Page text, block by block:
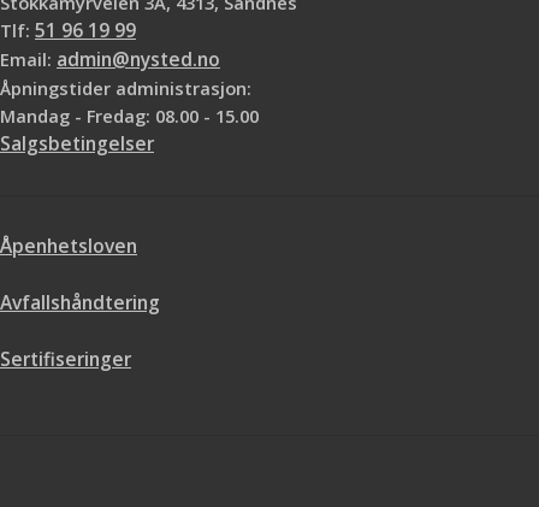
Tlf: 51 96 19 99
Email: admin@nysted.no
Åpningstider administrasjon:
Mandag - Fredag: 08.00 - 15.00
Salgsbetingelser
Åpenhetsloven
Avfallshåndtering
Sertifiseringer